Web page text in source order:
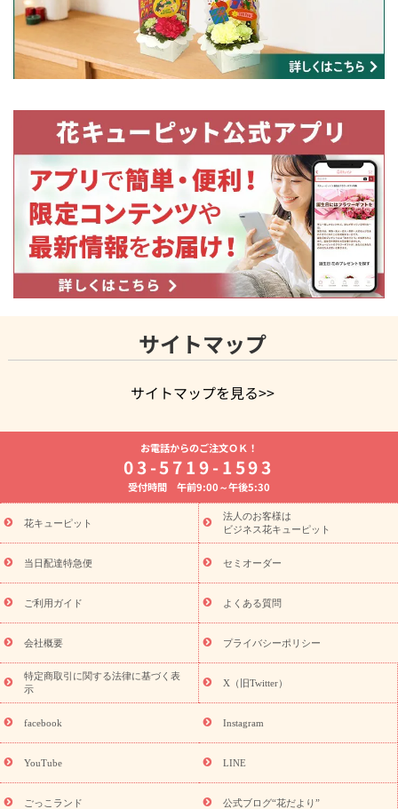
サイトマップ
サイトマップを見る>>
よく贈られる花
お祝いの花特集
誕生日フラワーギフト特集
8月の誕生花(トルコキキョウ)
開店・開業祝い
お供え・お悔やみ お供え・お悔やみの花
通夜・葬儀に贈る花 胡蝶蘭・花鉢
ーブドフラワー
季節のイベント
ひまわり ギフト・プレゼント
特集
お盆 花（新盆・初盆） 季節のイベント
お盆 花（新
盆・初盆）
お盆 花（新盆・初盆）
お盆・お供え 花とセットギ
フト
お盆・お供え プリザーブドフラワー
ひまわり ギフト・プ
レゼント特集
夏の花贈り・お中元・暑中見舞い 花のギフト特集
敬老の日におくる花ギフト・プレゼント特集
花ギフト・プレゼント特集
敬老の日 花のおすすめランキング
敬
老の日 花鉢植えのギフト・プレゼント特集
敬老の日 花とセットギ
フト・プレゼント特集
敬老の日の花 全てのギフト一覧
キャン
ペーン
映画『ウォーターガーディアンズ』コラボキャンペーン
「きょう誕生日なんです」キャンペーン
誕生日の花を探す
誕生日フラワーギフト 誕生日フラワーギフト特集
9月の誕生花(リンドウ)
ら探す
お祝いの花特集 当日配達特急便 お祝い商品一覧
お電話からのご注文ＯＫ！
03-5719-1593
受付時間 午前9:00～午後5:30
花キューピット
法人のお客様は
ビジネス花キューピット
当日配達特急便 セミオーダー
ご利用ガイド よくある質問
会社概要 プライバシーポリシー
特定商取引に関する法律に基づく表
示
X（旧Twitter）
facebook Instagram
YouTube LINE
ごっこランド 公式ブログ“花だより”